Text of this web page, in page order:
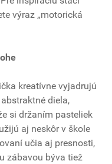
výraz „motorická
kreatívne vyjadrujú
diela,
si držaním pasteliek
aj neskôr v škole
učia aj presnosti,
zábavou býva tiež